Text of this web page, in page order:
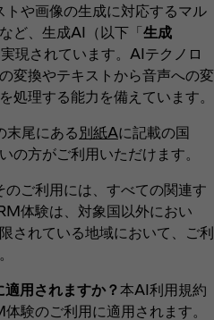
や画像の生成に対応するマル
ど、生成AI（以下「生成
現されています。AIテクノロ
変換やテキストから音声への変
処理する能力を備えています。
末尾にある 別紙Aに記載の国
の方がご利用いただけます。
ご利用には、すべての関連す
体験は、対象国以外におい
されている地域において、ご利
用されますか？本AI利用規約
験のご利用に適用されます。